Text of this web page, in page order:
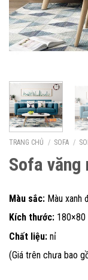
TRANG CHỦ / SOFA /
Sofa văng
Màu sắc: Màu xanh
Kích thước:
Chất liệu: nỉ
(Giá trên chưa bao